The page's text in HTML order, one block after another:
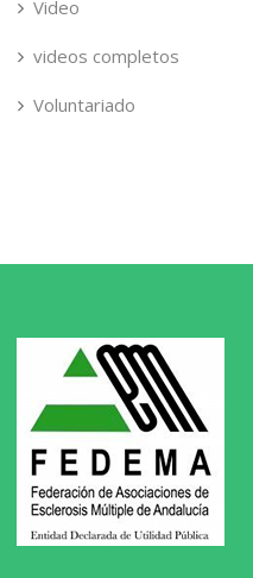
Video
videos completos
Voluntariado